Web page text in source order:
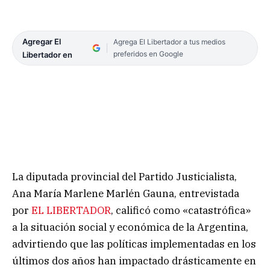
Agregar El
Libertador en
Agrega El Libertador a tus medios
preferidos en Google
La diputada provincial del Partido Justicialista,
Ana María Marlene Marlén Gauna, entrevistada
por EL LIBERTADOR, calificó como «catastrófica»
a la situación social y económica de la Argentina,
advirtiendo que las políticas implementadas en los
últimos dos años han impactado drásticamente en